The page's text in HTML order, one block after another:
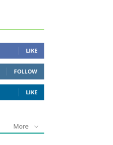
LIKE
FOLLOW
LIKE
More